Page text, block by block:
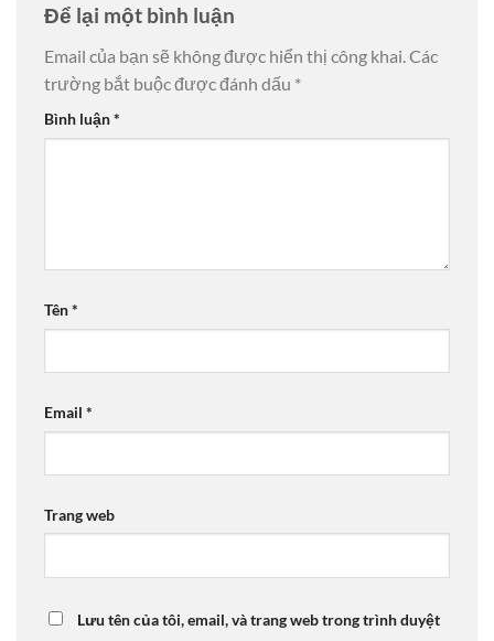
Để lại một bình luận
Email của bạn sẽ không được hiển thị công khai.Các
trường bắt buộc được đánh dấu *
Bình luận*
Tên*
Email *
Trang web
Lưu tên của tôi, email, và trang web trong trình duyệt